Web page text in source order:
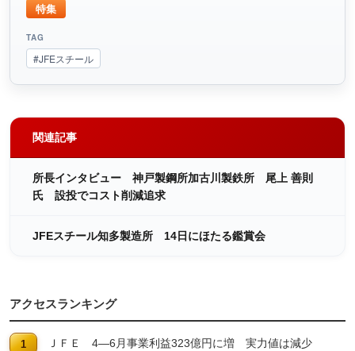
特集
TAG
#JFEスチール
関連記事
所長インタビュー 神戸製鋼所加古川製鉄所 尾上 善則
氏 設投でコスト削減追求
JFEスチール知多製造所 14日にほたる鑑賞会
アクセスランキング
ＪＦＥ 4―6月事業利益323億円に増 実力値は減少